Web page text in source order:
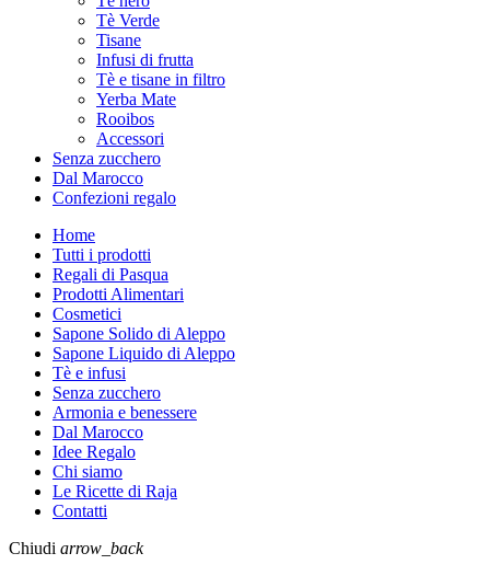
Tè Verde
Tisane
Infusi di frutta
Tè e tisane in filtro
Yerba Mate
Rooibos
Accessori
Senza zucchero
Dal Marocco
Confezioni regalo
Home
Tutti i prodotti
Regali di Pasqua
Prodotti Alimentari
Cosmetici
Sapone Solido di Aleppo
Sapone Liquido di Aleppo
Tè e infusi
Senza zucchero
Armonia e benessere
Dal Marocco
Idee Regalo
Chi siamo
Le Ricette di Raja
Contatti
Chiudi arrow_back